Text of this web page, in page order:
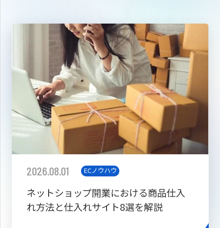
2026.08.01 ECノウハウ
ネットショップ開業における商品仕入
れ方法と仕入れサイト8選を解説